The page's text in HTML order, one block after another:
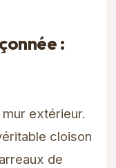
:
extérieur.
cloison
de